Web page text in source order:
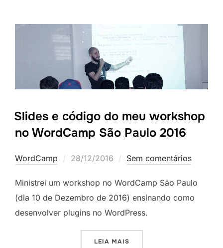
Slides e código do meu workshop
no WordCamp São Paulo 2016
WordCamp
Postado
28/12/2016 Sem comentários
Ministrei um workshop no WordCamp São Paulo
(dia 10 de Dezembro de 2016) ensinando como
desenvolver plugins no WordPress.
LEIA MAIS“SLIDES E CÓDIGO DO